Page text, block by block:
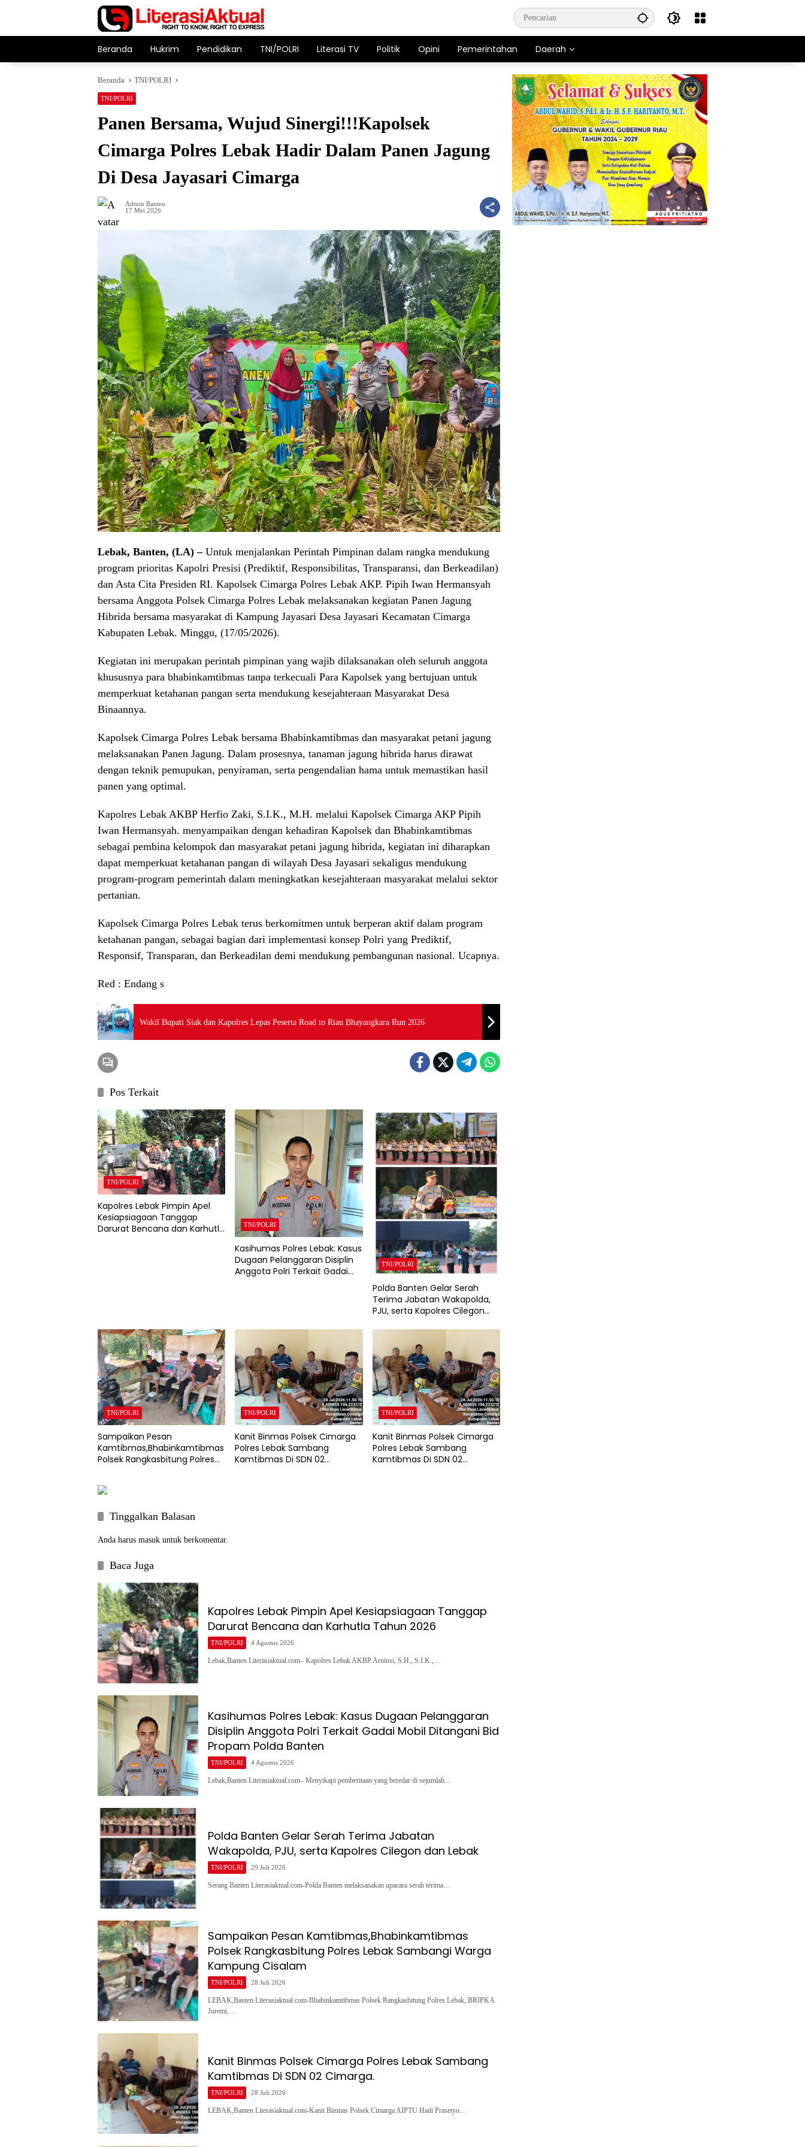
Beranda Hukrim Pendidikan TNI/POLRI Literasi TV Politik Opini Pemerintahan Daerah
Beranda TNI/POLRI
TNI/POLRI
Panen Bersama, Wujud Sinergi!!!Kapolsek
Cimarga Polres Lebak Hadir Dalam Panen Jagung
Di Desa Jayasari Cimarga
Admin Banten
17 Mei 2026
Lebak, Banten, (LA) –Untuk menjalankan Perintah Pimpinan dalam rangka mendukung
program prioritas Kapolri Presisi (Prediktif, Responsibilitas, Transparansi, dan Berkeadilan)
dan Asta Cita Presiden RI. Kapolsek Cimarga Polres Lebak AKP. Pipih Iwan Hermansyah
bersama Anggota Polsek Cimarga Polres Lebak melaksanakan kegiatan Panen Jagung
Hibrida bersama masyarakat di Kampung Jayasari Desa Jayasari Kecamatan Cimarga
Kabupaten Lebak. Minggu, (17/05/2026).
Kegiatan ini merupakan perintah pimpinan yang wajib dilaksanakan oleh seluruh anggota
khususnya para bhabinkamtibmas tanpa terkecuali Para Kapolsek yang bertujuan untuk
memperkuat ketahanan pangan serta mendukung kesejahteraan Masyarakat Desa
Binaannya.
Kapolsek Cimarga Polres Lebak bersama Bhabinkamtibmas dan masyarakat petani jagung
melaksanakan Panen Jagung. Dalam prosesnya, tanaman jagung hibrida harus dirawat
dengan teknik pemupukan, penyiraman, serta pengendalian hama untuk memastikan hasil
panen yang optimal.
Kapolres Lebak AKBP Herfio Zaki, S.I.K., M.H. melalui Kapolsek Cimarga AKP Pipih
Iwan Hermansyah. menyampaikan dengan kehadiran Kapolsek dan Bhabinkamtibmas
sebagai pembina kelompok dan masyarakat petani jagung hibrida, kegiatan ini diharapkan
dapat memperkuat ketahanan pangan di wilayah Desa Jayasari sekaligus mendukung
program-program pemerintah dalam meningkatkan kesejahteraan masyarakat melalui sektor
pertanian.
Kapolsek Cimarga Polres Lebak terus berkomitmen untuk berperan aktif dalam program
ketahanan pangan, sebagai bagian dari implementasi konsep Polri yang Prediktif,
Responsif, Transparan, dan Berkeadilan demi mendukung pembangunan nasional. Ucapnya.
Red : Endang s
Wakil Bupati Siak dan Kapolres Lepas Peserta Road to Riau Bhayangkara Run 2026
Pos Terkait
TNI/POLRI
Kapolres Lebak Pimpin Apel
Kesiapsiagaan Tanggap
Darurat Bencana dan Karhutla
TNI/POLRI
Kasihumas Polres Lebak: Kasus
Dugaan Pelanggaran Disiplin
Anggota Polri Terkait Gadai
TNI/POLRI
Polda Banten Gelar Serah
Terima Jabatan Wakapolda,
PJU, serta Kapolres Cilegon
TNI/POLRI
Sampaikan Pesan
Kamtibmas,Bhabinkamtibmas
Polsek Rangkasbitung Polres
Kampung Cisalam
TNI/POLRI
Kanit Binmas Polsek Cimarga
Polres Lebak Sambang
Kamtibmas Di SDN 02
TNI/POLRI
Kanit Binmas Polsek Cimarga
Polres Lebak Sambang
Kamtibmas Di SDN 02
Tinggalkan Balasan
Anda harus masuk untuk berkomentar.
Baca Juga
Kapolres Lebak Pimpin Apel Kesiapsiagaan Tanggap
Darurat Bencana dan Karhutla Tahun 2026
TNI/POLRI 4 Agustus 2026
Lebak,Banten Literasiaktual.com– Kapolres Lebak AKBP Arninsi, S.H., S.I.K.,…
Kasihumas Polres Lebak: Kasus Dugaan Pelanggaran
Disiplin Anggota Polri Terkait Gadai Mobil Ditangani Bid
Propam Polda Banten
TNI/POLRI 4 Agustus 2026
Lebak,Banten Literasiaktual.com– Menyikapi pemberitaan yang beredar di sejumlah…
Polda Banten Gelar Serah Terima Jabatan
Wakapolda, PJU, serta Kapolres Cilegon dan Lebak
TNI/POLRI 29 Juli 2026
Serang Banten Literasiaktual.com-Polda Banten melaksanakan upacara serah terima…
Sampaikan Pesan Kamtibmas,Bhabinkamtibmas
Polsek Rangkasbitung Polres Lebak Sambangi Warga
Kampung Cisalam
TNI/POLRI 28 Juli 2026
LEBAK,Banten Literasiaktual.com-Bhabinkamtibmas Polsek Rangkasbitung Polres Lebak, BRIPKA
Juremi,…
Kanit Binmas Polsek Cimarga Polres Lebak Sambang
Kamtibmas Di SDN 02 Cimarga.
TNI/POLRI 28 Juli 2026
LEBAK,Banten Literasiaktual.com-Kanit Binmas Polsek Cimarga AIPTU Hadi Prasetyo…